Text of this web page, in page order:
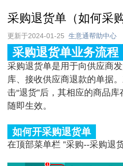
采购退货单（如何采
更新于2024-01-25 生意通帮助中心
采购退货单业务流程
采购退货单是用于向供应商
库、接收供应商退款的单据
击“退货”后，其相应的商品
随即生效。
如何开采购退货单
在顶部菜单栏 ”采购--采购退